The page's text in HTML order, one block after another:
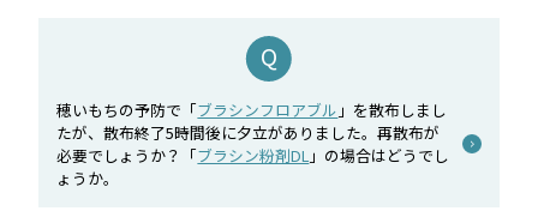
穂いもちの予防で「ブラシンフロアブル 」を散布しまし
たが、散布終了5時間後に夕立がありました。再散布が
必要でしょうか？「ブラシン粉剤DL 」の場合はどうでし
ょうか。